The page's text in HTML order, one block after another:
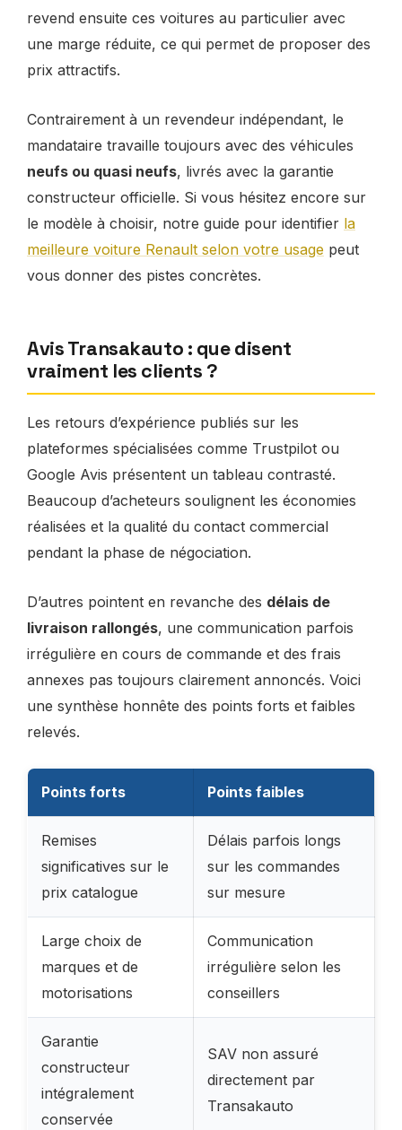
revend ensuite ces voitures au particulier avec
une marge réduite, ce qui permet de proposer des
prix attractifs.
Contrairement à un revendeur indépendant, le
mandataire travaille toujours avec des véhicules
neufs ou quasi neufs, livrés avec la garantie
constructeur officielle. Si vous hésitez encore sur
le modèle à choisir, notre guide pour identifier la
meilleure voiture Renault selon votre usage peut
vous donner des pistes concrètes.
Avis Transakauto : que disent
vraiment les clients ?
Les retours d’expérience publiés sur les
plateformes spécialisées comme Trustpilot ou
Google Avis présentent un tableau contrasté.
Beaucoup d’acheteurs soulignent les économies
réalisées et la qualité du contact commercial
pendant la phase de négociation.
D’autres pointent en revanche des délais de
livraison rallongés, une communication parfois
irrégulière en cours de commande et des frais
annexes pas toujours clairement annoncés. Voici
une synthèse honnête des points forts et faibles
relevés.
Points forts Points faibles
Remises
significatives sur le
prix catalogue
Délais parfois longs
sur les commandes
sur mesure
Large choix de
marques et de
motorisations
Communication
irrégulière selon les
conseillers
Garantie
constructeur
intégralement
conservée
SAV non assuré
directement par
Transakauto